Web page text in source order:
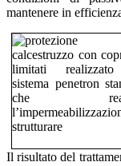
mantenere in
Il risultato del